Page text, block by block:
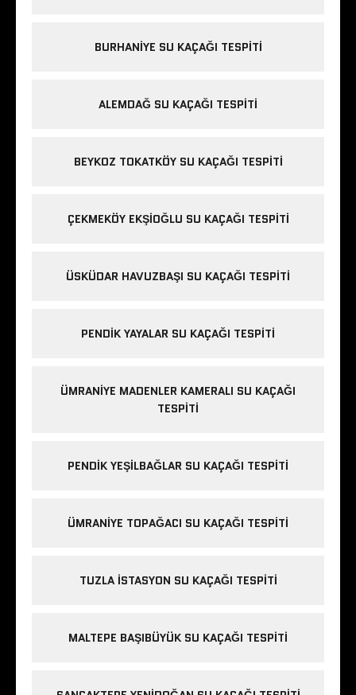
BURHANIYE SU KAÇAĞI TESPITI
ALEMDAĞ SU KAÇAĞI TESPITI
BEYKOZ TOKATKÖY SU KAÇAĞI TESPITI
ÇEKMEKÖY EKŞIOĞLU SU KAÇAĞI TESPITI
ÜSKÜDAR HAVUZBAŞI SU KAÇAĞI TESPITI
PENDIK YAYALAR SU KAÇAĞI TESPITI
ÜMRANIYE MADENLER KAMERALI SU KAÇAĞI
TESPITI
PENDIK YEŞILBAĞLAR SU KAÇAĞI TESPITI
ÜMRANIYE TOPAĞACI SU KAÇAĞI TESPITI
TUZLA İSTASYON SU KAÇAĞI TESPITI
MALTEPE BAŞIBÜYÜK SU KAÇAĞI TESPITI